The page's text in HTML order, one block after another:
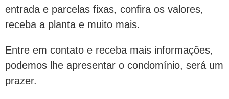
entrada e parcelas fixas, confira os valores,
receba a planta e muito mais.
Entre em contato e receba mais informações,
podemos lhe apresentar o condomínio, será um
prazer.